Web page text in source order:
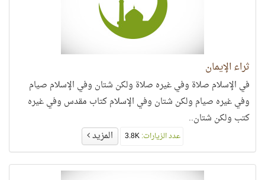
ثراء الإيمان
في الإسلام صلاة وفي غيره صلاة ولكن شتان وفي الإسلام صيام
وفي غيره صيام ولكن شتان وفي الإسلام كتاب مقدس وفي غيره
كتب ولكن شتان..
عدد الزيارات: المزيد